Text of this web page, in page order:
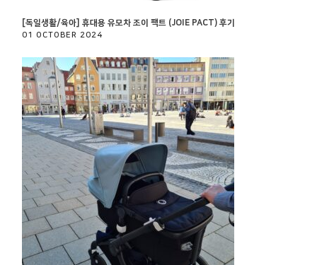
[독일생활/육아] 휴대용 유모차 조이 팩트 (JOIE PACT) 후기
01 OCTOBER 2024